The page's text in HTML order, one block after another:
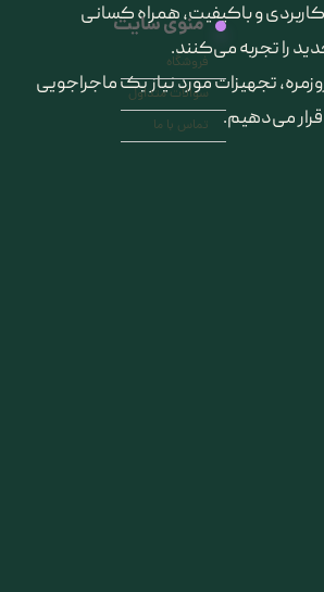
و باکیفیت، همراه کسانی
را تجربه می‌کنند.
تجهیزات مورد نیاز یک ماجراجویی
قرار می‌دهیم.
منوی سایت
فروشگاه
سوالات متداول
تماس با ما